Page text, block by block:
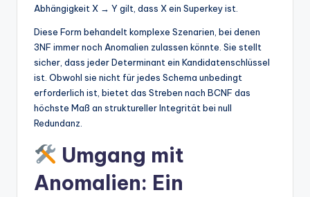
Abhängigkeit X → Y gilt, dass X ein Superkey ist.
Diese Form behandelt komplexe Szenarien, bei denen
3NF immer noch Anomalien zulassen könnte. Sie stellt
sicher, dass jeder Determinant ein Kandidatenschlüssel
ist. Obwohl sie nicht für jedes Schema unbedingt
erforderlich ist, bietet das Streben nach BCNF das
höchste Maß an struktureller Integrität bei null
Redundanz.
Umgang mit
Anomalien: Ein